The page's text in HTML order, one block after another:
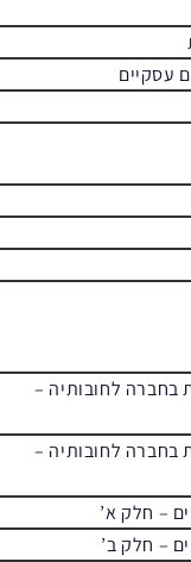
עסקיים
בחברה לחובותיה –
בחברה לחובותיה –
– חלק א’
– חלק ב’